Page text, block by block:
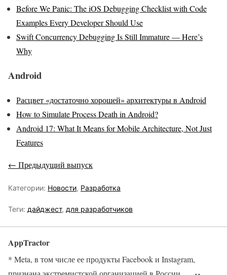
Before We Panic: The iOS Debugging Checklist with Code
Examples Every Developer Should Use
Swift Concurrency Debugging Is Still Immature — Here’s
Why
Android
Расцвет «достаточно хорошей» архитектуры в Android
How to Simulate Process Death in Android?
Android 17: What It Means for Mobile Architecture, Not Just
Features
← Предыдущий выпуск
Категории: Новости, Разработка
Теги: дайджест, для разработчиков
AppTractor
* Meta, в том числе ее продукты Facebook и Instagram,